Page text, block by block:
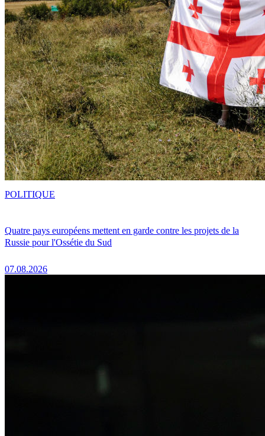
Quatre pays européens mettent en garde contre les projets de la
Russie pour l'Ossétie du Sud
07.08.2026
POLITIQUE